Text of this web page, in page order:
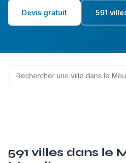
Devis gratuit 591
591 villes dans le